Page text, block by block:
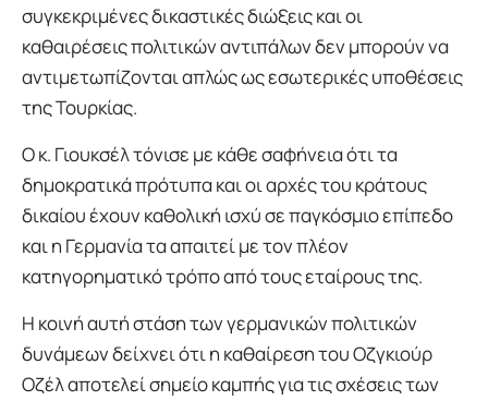
συγκεκριμένες δικαστικές διώξεις και οι
καθαιρέσεις πολιτικών αντιπάλων δεν μπορούν να
αντιμετωπίζονται απλώς ως εσωτερικές υποθέσεις
της Τουρκίας.
Ο κ. Γιουκσέλ τόνισε με κάθε σαφήνεια ότι τα
δημοκρατικά πρότυπα και οι αρχές του κράτους
δικαίου έχουν καθολική ισχύ σε παγκόσμιο επίπεδο
και η Γερμανία τα απαιτεί με τον πλέον
κατηγορηματικό τρόπο από τους εταίρους της.
Η κοινή αυτή στάση των γερμανικών πολιτικών
δυνάμεων δείχνει ότι η καθαίρεση του Οζγκιούρ
Οζέλ αποτελεί σημείο καμπής για τις σχέσεις των